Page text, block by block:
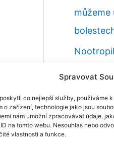
Spravovat
co nejlepší služby, používáme
o zařízení, technologie jako jsou
nám umožní zpracovávat údaje,
na tomto webu. Nesouhlas nebo
vlastnosti a funkce.
můžeme
vaše zdraví